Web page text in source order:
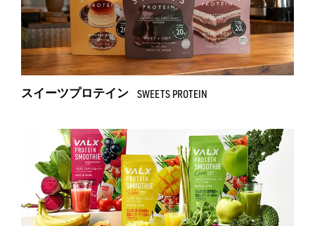
スイーツプロテイン SWEETS PROTEIN